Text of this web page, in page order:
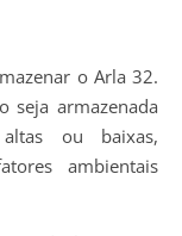
o Arla 32.
seja armazenada
ou baixas,
ambientais